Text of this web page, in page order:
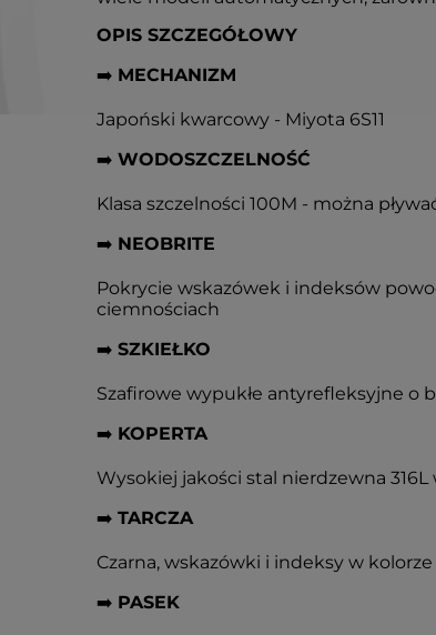
OPIS SZCZEGÓŁOWY
➡️ MECHANIZM
Japoński kwarcowy - Miyota 6S11
➡️ WODOSZCZELNOŚĆ
Klasa szczelności 100M - można
➡️ NEOBRITE
Pokrycie wskazówek i indeksów
ciemnościach
➡️ SZKIEŁKO
Szafirowe wypukłe antyrefleksyjne o
➡️ KOPERTA
Wysokiej jakości stal nierdzewna
➡️ TARCZA
Czarna, wskazówki i indeksy w
➡️ PASEK